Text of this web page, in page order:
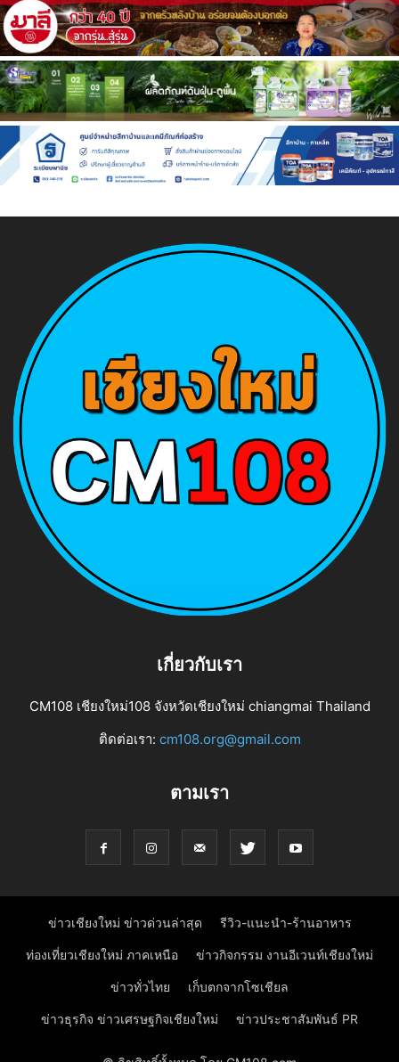
เกี่ยวกับเรา
CM108 เชียงใหม่108 จังหวัดเชียงใหม่ chiangmai Thailand
ติดต่อเรา: cm108.org@gmail.com
ตามเรา
ข่าวเชียงใหม่ ข่าวด่วนล่าสุด รีวิว-แนะนำ-ร้านอาหาร
ท่องเที่ยวเชียงใหม่ ภาคเหนือ ข่าวกิจกรรม งานอีเวนท์เชียงใหม่
ข่าวทั่วไทย เก็บตกจากโซเชียล
ข่าวธุรกิจ ข่าวเศรษฐกิจเชียงใหม่ ข่าวประชาสัมพันธ์ PR